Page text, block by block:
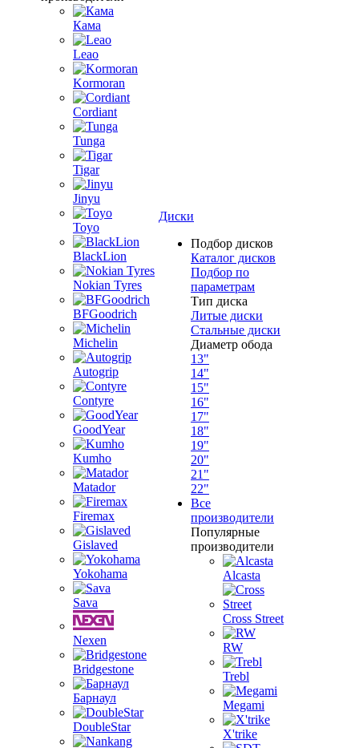
Кама
Leao
Kormoran
Cordiant
Tunga
Tigar
Jinyu
Toyo
BlackLion
Nokian Tyres
BFGoodrich
Michelin
Autogrip
Contyre
GoodYear
Kumho
Matador
Firemax
Gislaved
Yokohama
Sava
Nexen
Bridgestone
Барнаул
DoubleStar
Диски
Подбор дисков
Каталог дисков
Подбор по
параметрам
Тип диска
Литые диски
Стальные диски
Диаметр обода
13"
14"
15"
16"
17"
18"
19"
20"
21"
22"
Все
производители
Популярные
производители
Alcasta
Cross Street
RW
Trebl
Megami
X'trike